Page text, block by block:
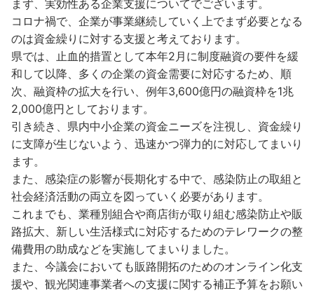
まず、実効性ある企業支援についてでございます。
コロナ禍で、企業が事業継続していく上でまず必要となる
のは資金繰りに対する支援と考えております。
県では、止血的措置として本年2月に制度融資の要件を緩
和して以降、多くの企業の資金需要に対応するため、順
次、融資枠の拡大を行い、例年3,600億円の融資枠を1兆
2,000億円としております。
引き続き、県内中小企業の資金ニーズを注視し、資金繰り
に支障が生じないよう、迅速かつ弾力的に対応してまいり
ます。
また、感染症の影響が長期化する中で、感染防止の取組と
社会経済活動の両立を図っていく必要があります。
これまでも、業種別組合や商店街が取り組む感染防止や販
路拡大、新しい生活様式に対応するためのテレワークの整
備費用の助成などを実施してまいりました。
また、今議会においても販路開拓のためのオンライン化支
援や、観光関連事業者への支援に関する補正予算をお願い